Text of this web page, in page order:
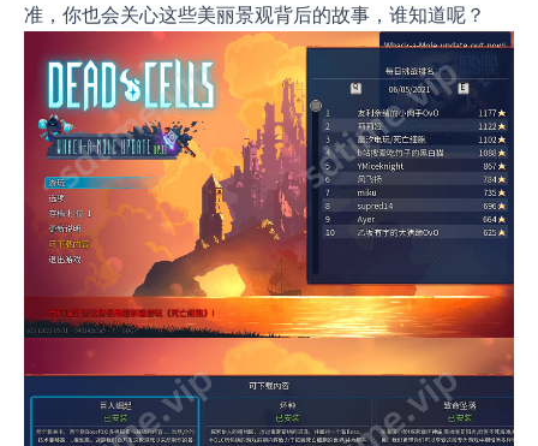
准，你也会关心这些美丽景观背后的故事，谁知道呢？